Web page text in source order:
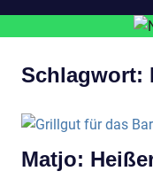
Schlagwort:
Matjo: